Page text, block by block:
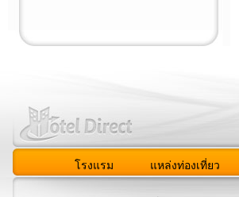
โรงแรม แหล่งท่องเที่ยว